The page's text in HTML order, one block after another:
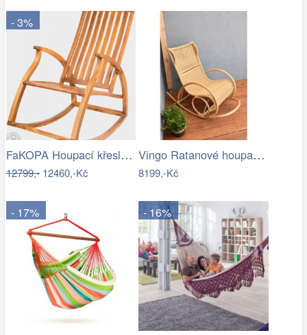
- 3%
FaKOPA Houpací křeslo dřevěné teak…
12799,-12460,-Kč
Vingo Ratanové houpací křeslo
8199,-Kč
- 17% - 16%